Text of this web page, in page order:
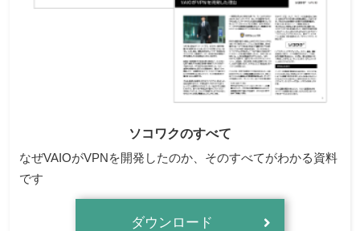
ソコワクのすべて
なぜVAIOがVPNを開発したのか、そのすべてがわかる資料
です
ダウンロード